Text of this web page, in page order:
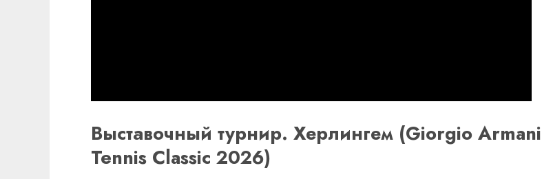
Выставочный турнир. Херлингем (Giorgio Armani
Tennis Classic 2026)